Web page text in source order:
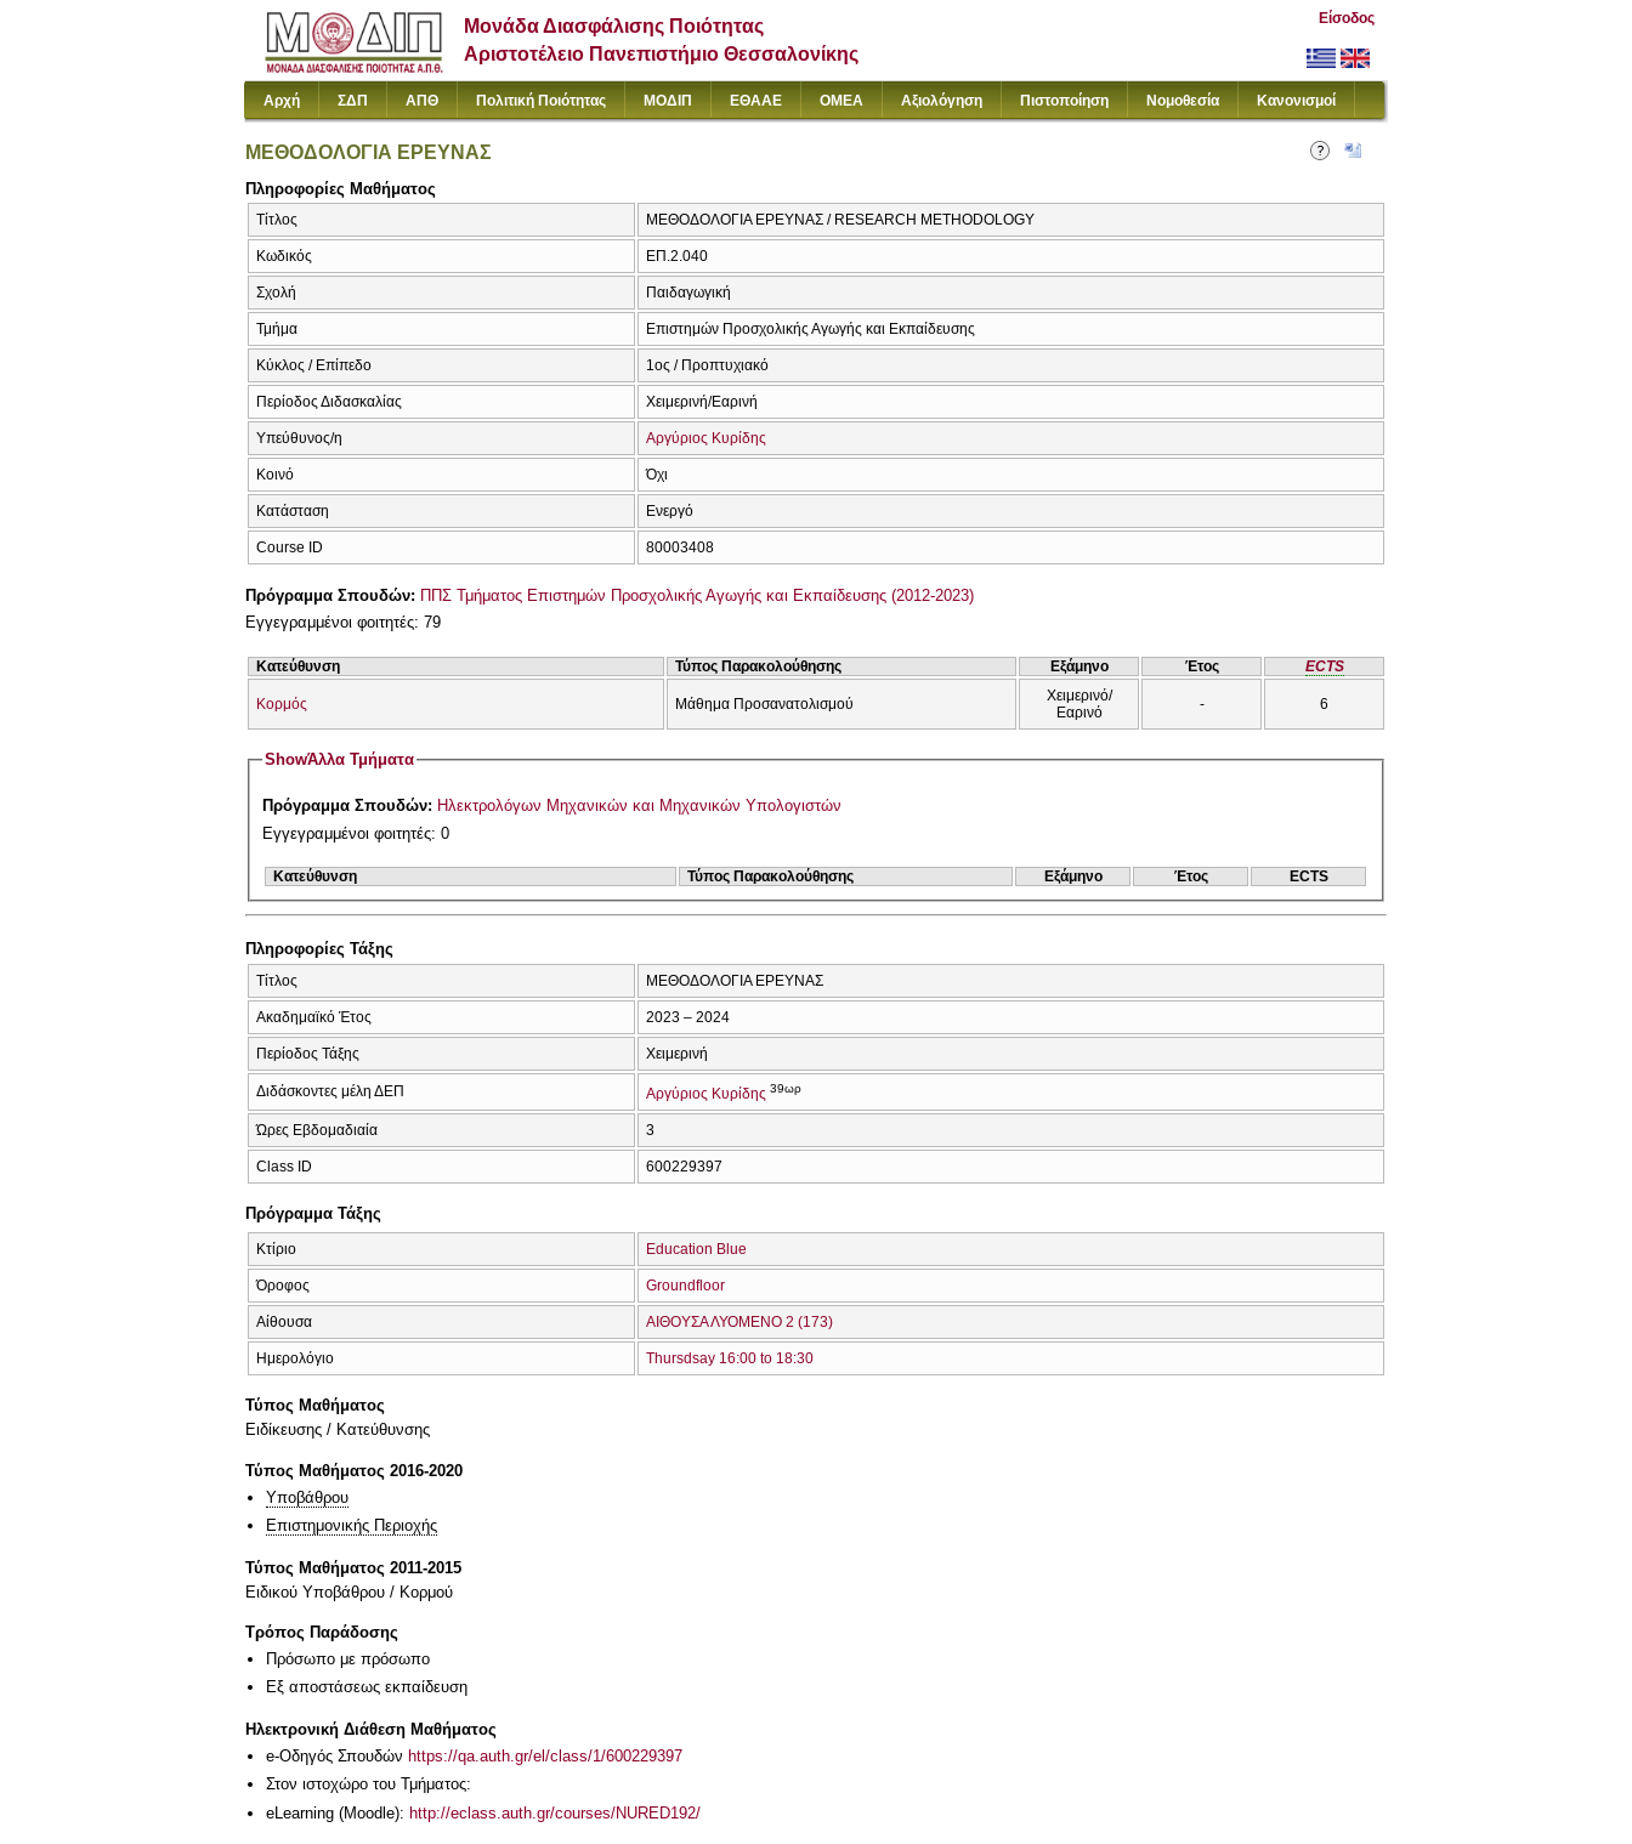
Μονάδα Διασφάλισης Ποιότητας
Αριστοτέλειο Πανεπιστήμιο Θεσσαλονίκης
Είσοδος
Αρχή ΣΔΠ ΑΠΘ Πολιτική Ποιότητας ΜΟΔΙΠ ΕΘΑΑΕ ΟΜΕΑ Αξιολόγηση Πιστοποίηση Νομοθεσία Κανονισμοί
ΜΕΘΟΔΟΛΟΓΙΑ ΕΡΕΥΝΑΣ
Πληροφορίες Μαθήματος
Τίτλος ΜΕΘΟΔΟΛΟΓΙΑ ΕΡΕΥΝΑΣ / RESEARCH METHODOLOGY
Κωδικός ΕΠ.2.040
Σχολή Παιδαγωγική
Τμήμα Επιστημών Προσχολικής Αγωγής και Εκπαίδευσης
Κύκλος / Επίπεδο 1ος / Προπτυχιακό
Περίοδος Διδασκαλίας Χειμερινή/Εαρινή
Υπεύθυνος/η Αργύριος Κυρίδης
Κοινό Όχι
Κατάσταση Ενεργό
Course ID 80003408
Πρόγραμμα Σπουδών: ΠΠΣ Τμήματος Επιστημών Προσχολικής Αγωγής και Εκπαίδευσης (2012-2023)
Εγγεγραμμένοι φοιτητές: 79
Κατεύθυνση Τύπος Παρακολούθησης Εξάμηνο Έτος ECTS
Κορμός Μάθημα Προσανατολισμού
Χειμερινό/
Εαρινό
- 6
ShowΆλλα Τμήματα
Πρόγραμμα Σπουδών: Ηλεκτρολόγων Μηχανικών και Μηχανικών Υπολογιστών
Εγγεγραμμένοι φοιτητές: 0
Κατεύθυνση Τύπος Παρακολούθησης Εξάμηνο Έτος ECTS
Πληροφορίες Τάξης
Τίτλος ΜΕΘΟΔΟΛΟΓΙΑ ΕΡΕΥΝΑΣ
Ακαδημαϊκό Έτος 2023 – 2024
Περίοδος Τάξης Χειμερινή
Διδάσκοντες μέλη ΔΕΠ Αργύριος Κυρίδης 39ωρ
Ώρες Εβδομαδιαία 3
Class ID 600229397
Πρόγραμμα Τάξης
Κτίριο Education Blue
Όροφος Groundfloor
Αίθουσα ΑΙΘΟΥΣΑ ΛΥΟΜΕΝΟ 2 (173)
Ημερολόγιο Thursdsay 16:00 to 18:30
Τύπος Μαθήματος
Eιδίκευσης / Kατεύθυνσης
Τύπος Μαθήματος 2016-2020
Υποβάθρου
Επιστημονικής Περιοχής
Τύπος Μαθήματος 2011-2015
Ειδικού Υποβάθρου / Κορμού
Τρόπος Παράδοσης
Πρόσωπο με πρόσωπο
Eξ απoστάσεως εκπαίδευση
Ηλεκτρονική Διάθεση Μαθήματος
e-Οδηγός Σπουδών https://qa.auth.gr/el/class/1/600229397
Στον ιστοχώρο του Τμήματος:
eLearning (Moodle): http://eclass.auth.gr/courses/NURED192/